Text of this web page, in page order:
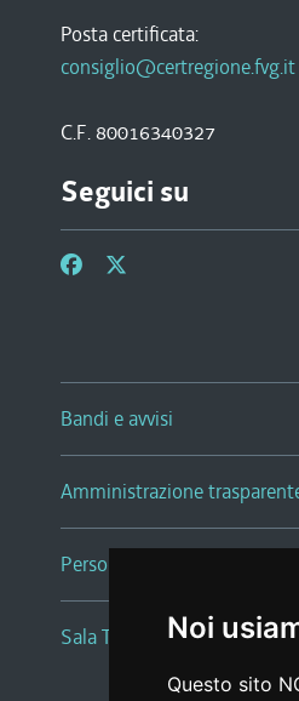
Noi
Questo sito
Posta certificata:
consiglio@certregione.fvg.it
C.F. 80016340327
Seguici su
Bandi e avvisi
Amministrazione
Persone e Uffici
Sala Tiziano Tessitori